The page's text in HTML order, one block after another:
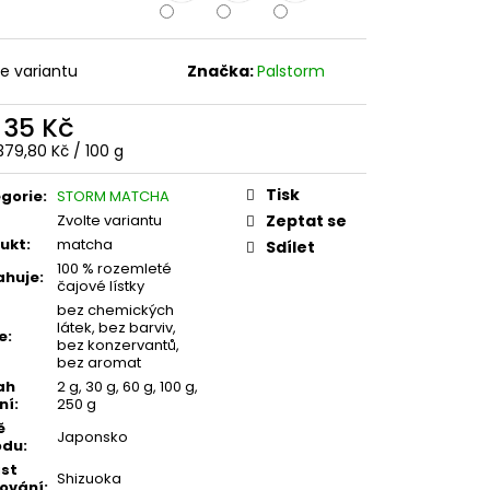
variantu Značka:Palstorm
35 Kč
Kč / 100 g
: STORM MATCHA
Zvolte variantu
:
matcha
:
100 % rozemleté
čajové lístky
:
bez chemických
látek, bez barviv,
bez konzervantů,
bez aromat
:
2 g, 30 g, 60 g, 100 g,
250 g
:
Japonsko
Shizuoka
Tisk
Zeptat se
Sdílet